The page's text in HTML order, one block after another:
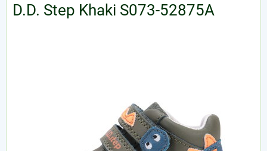
D.D. Step Khaki S073-52875A